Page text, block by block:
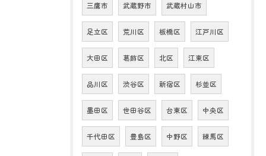
三鷹市 武蔵野市 武蔵村山市
足立区 荒川区 板橋区 江戸川区
大田区 葛飾区 北区 江東区
品川区 渋谷区 新宿区 杉並区
墨田区 世田谷区 台東区 中央区
千代田区 豊島区 中野区 練馬区